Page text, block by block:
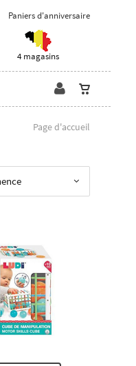
Paniers d'anniversaire
4 magasins
Page d'accueil